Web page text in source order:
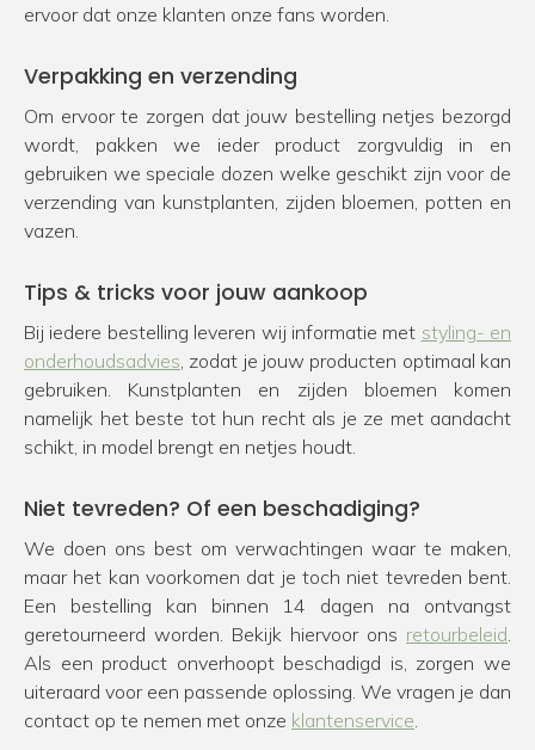
ervoor dat onze klanten onze fans worden.
Verpakking en verzending
Om ervoor te zorgen dat jouw bestelling netjes bezorgd
wordt, pakken we ieder product zorgvuldig in en
gebruiken we speciale dozen welke geschikt zijn voor de
verzending van kunstplanten, zijden bloemen, potten en
vazen.
Tips & tricks voor jouw aankoop
Bij iedere bestelling leveren wij informatie met styling- en
onderhoudsadvies , zodat je jouw producten optimaal kan
gebruiken. Kunstplanten en zijden bloemen komen
namelijk het beste tot hun recht als je ze met aandacht
schikt, in model brengt en netjes houdt.
Niet tevreden? Of een beschadiging?
We doen ons best om verwachtingen waar te maken,
maar het kan voorkomen dat je toch niet tevreden bent.
Een bestelling kan binnen 14 dagen na ontvangst
geretourneerd worden. Bekijk hiervoor ons retourbeleid
Als een product onverhoopt beschadigd is, zorgen we
uiteraard voor een passende oplossing. We vragen je dan
contact op te nemen met onze klantenservice